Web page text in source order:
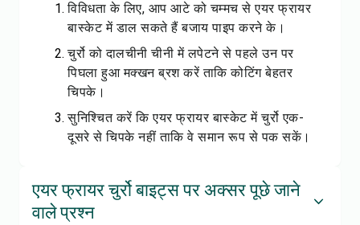
विविधता के लिए, आप आटे को चम्मच से एयर फ्रायर
बास्केट में डाल सकते हैं बजाय पाइप करने के।
चुर्रो को दालचीनी चीनी में लपेटने से पहले उन पर
पिघला हुआ मक्खन ब्रश करें ताकि कोटिंग बेहतर
चिपके।
सुनिश्चित करें कि एयर फ्रायर बास्केट में चुर्रो एक-
दूसरे से चिपके नहीं ताकि वे समान रूप से पक सकें।
एयर फ्रायर चुर्रो बाइट्स पर अक्सर पूछे जाने
वाले प्रश्न